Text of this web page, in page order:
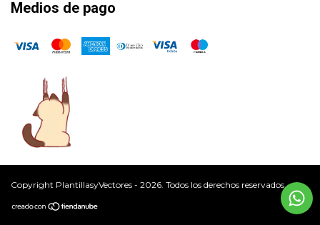
Medios de pago
Copyright PlantillasyVectores - 2026. Todos los derechos reservados.